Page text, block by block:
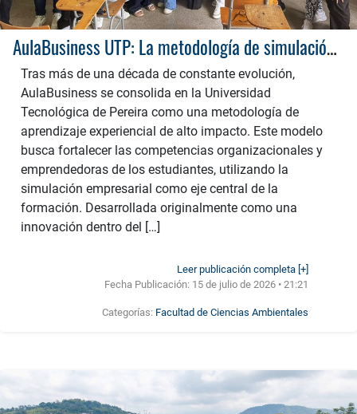
AulaBusiness UTP: La metodología de simulación empresarial que revoluciona el aprendizaje experiencial
Tras más de una década de constante evolución,
AulaBusiness se consolida en la Universidad
Tecnológica de Pereira como una metodología de
aprendizaje experiencial de alto impacto. Este modelo
busca fortalecer las competencias organizacionales y
emprendedoras de los estudiantes, utilizando la
simulación empresarial como eje central de la
formación. Desarrollada originalmente como una
innovación dentro del […]
Leer publicación completa [+]
Fecha Publicación: 15 de julio de 2026 • 21:21
Categorías: Facultad de Ciencias Ambientales